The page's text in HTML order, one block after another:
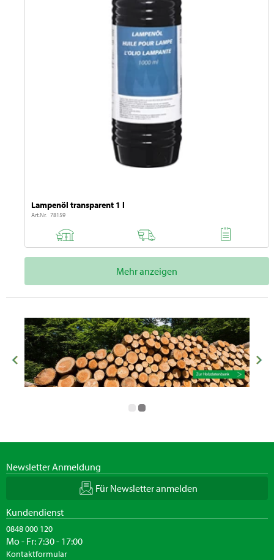
Lampenöl transparent 1 l
Art.Nr. 78159
Mehr anzeigen
Newsletter Anmeldung
Für Newsletter anmelden
Kundendienst
0848 000 120
Mo - Fr: 7:30 - 17:00
Kontaktformular